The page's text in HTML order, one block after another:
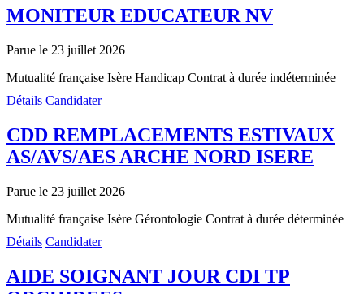
MONITEUR EDUCATEUR NV
Parue le 23 juillet 2026
Mutualité française Isère Handicap Contrat à durée indéterminée
Détails Candidater
CDD REMPLACEMENTS ESTIVAUX
AS/AVS/AES ARCHE NORD ISERE
Parue le 23 juillet 2026
Mutualité française Isère Gérontologie Contrat à durée déterminée
Détails Candidater
AIDE SOIGNANT JOUR CDI TP